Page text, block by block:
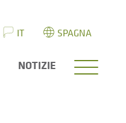
IT SPAGNA
NOTIZIE